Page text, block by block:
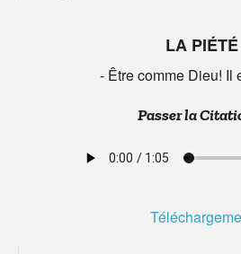
LA PIÉTÉ
- Être comme Dieu! Il
Passer la